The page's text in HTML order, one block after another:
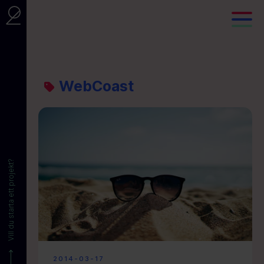
Vill du starta ett projekt?
WebCoast
2014-03-17